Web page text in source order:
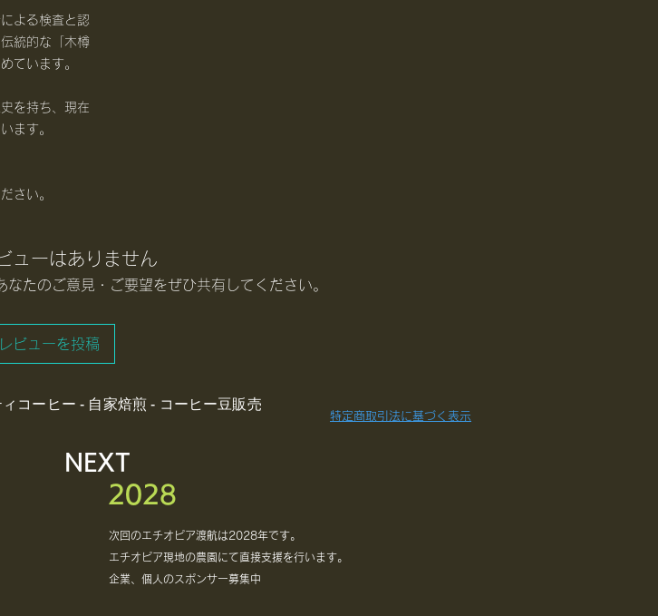
よる検査と認
統的な「木樽
ています。
を持ち、現在
ます。
さい。
ューはありません
たのご意見・ご要望をぜひ共有してください。
レビューを投稿
コーヒー - 自家焙煎 - コーヒー豆販売
特定商取引法に基づく表示
NEXT
2028
次回のエチオピア渡航は2028年です。
エチオピア現地の農園にて直接支援を行います。
​企業、個人のスポンサー募集中